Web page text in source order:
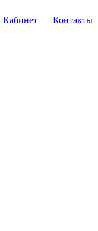
Кабинет
Контакты